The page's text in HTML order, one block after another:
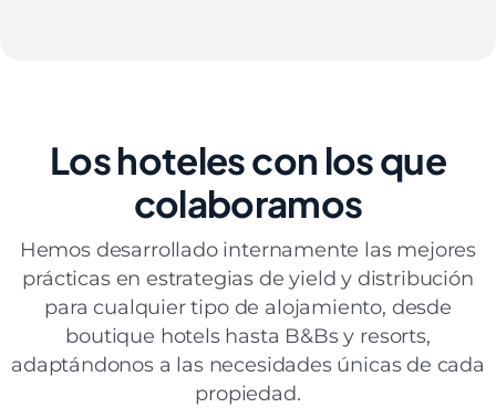
Los hotelescon los que
colaboramos
Hemos desarrollado internamente las mejores
prácticas en estrategias de yield y distribución
para cualquier tipo de alojamiento, desde
boutique hotels hasta B&Bs y resorts,
adaptándonos a las necesidades únicas de cada
propiedad.